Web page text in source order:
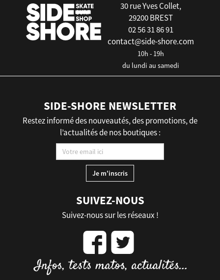
30 rue Yves Collet,
29200 BREST
02 56 31 86 91
contact@side-shore.com
10h - 19h
du lundi au samedi
SIDE-SHORE NEWSLETTER
Restez informé des nouveautés, des promotions, de
l’actualités de nos boutiques :
SUIVEZ-NOUS
Suivez-nous sur les réseaux !